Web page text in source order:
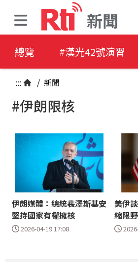
新聞
總覽 #漢光42號演習
::: / 新聞
#伊朗限核
伊朗媒體：總統裴澤斯基安
堅持國家有權擁核
2026-04-19 17:08
美伊
縮限